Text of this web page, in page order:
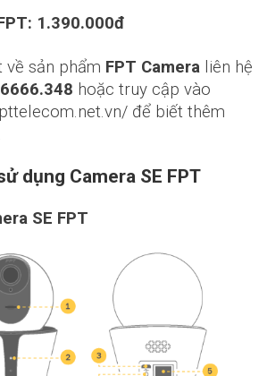
1.390.000đ
về sản phẩm FPT Camera liên hệ
hoặc truy cập vào
để biết thêm
dụng Camera SE FPT
SE FPT